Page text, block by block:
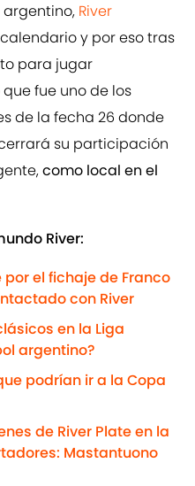
argentino, River
y por eso tras
para jugar
que fue uno de los
de la fecha 26 donde
su participación
como local en el
River:
por el fichaje de Franco
con River
en la Liga
argentino?
podrían ir a la Copa
de River Plate en la
Mastantuono